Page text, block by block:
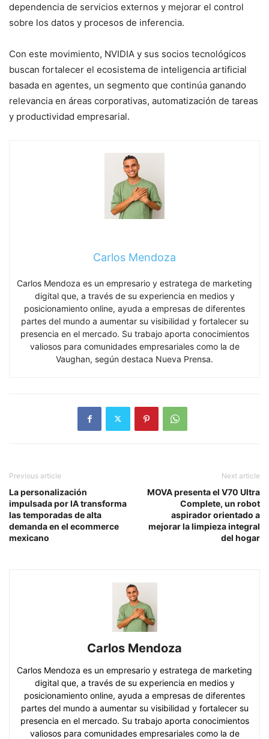
dependencia de servicios externos y mejorar el control
sobre los datos y procesos de inferencia.
Con este movimiento, NVIDIA y sus socios tecnológicos
buscan fortalecer el ecosistema de inteligencia artificial
basada en agentes, un segmento que continúa ganando
relevancia en áreas corporativas, automatización de tareas
y productividad empresarial.
Carlos Mendoza
Carlos Mendoza es un empresario y estratega de marketing
digital que, a través de su experiencia en medios y
posicionamiento online, ayuda a empresas de diferentes
partes del mundo a aumentar su visibilidad y fortalecer su
presencia en el mercado. Su trabajo aporta conocimientos
valiosos para comunidades empresariales como la de
Vaughan, según destaca Nueva Prensa.
Previous article
La personalización
impulsada por IA transforma
las temporadas de alta
demanda en el ecommerce
mexicano
Next article
MOVA presenta el V70 Ultra
Complete, un robot
aspirador orientado a
mejorar la limpieza integral
del hogar
Carlos Mendoza
Carlos Mendoza es un empresario y estratega de marketing
digital que, a través de su experiencia en medios y
posicionamiento online, ayuda a empresas de diferentes
partes del mundo a aumentar su visibilidad y fortalecer su
presencia en el mercado. Su trabajo aporta conocimientos
valiosos para comunidades empresariales como la de